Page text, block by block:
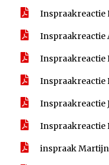
Inspraakreactie
Inspraakreactie
Inspraakreactie
Inspraakreactie
Inspraakreactie
Inspraakreactie
inspraak Martijn